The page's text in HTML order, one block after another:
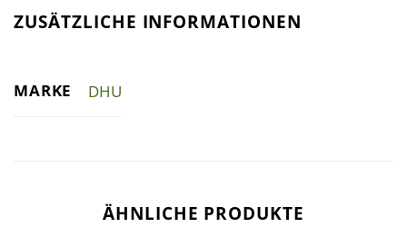
ZUSÄTZLICHE INFORMATIONEN
MARKE DHU
ÄHNLICHE PRODUKTE